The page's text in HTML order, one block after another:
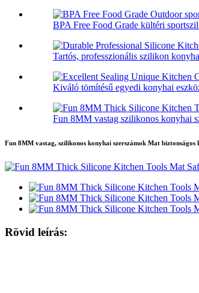
BPA Free Food Grade kültéri
Tartós, professzionális szilikon
Kiváló tömítésű egyedi konyhai
Fun 8MM vastag szilikonos konyhai
Fun 8MM vastag, szilikonos konyhai szerszámok Mat biztonságos
Rövid leírás: